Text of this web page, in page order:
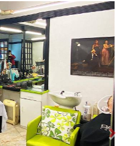
Next